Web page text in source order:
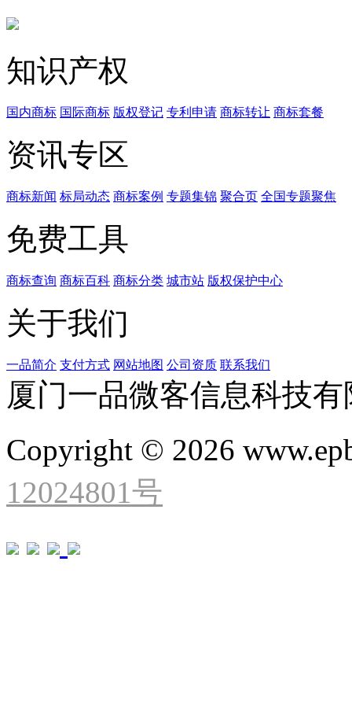
知识产权
国内商标 国际商标 版权登记 专利申请 商标转让 商标套餐
资讯专区
商标新闻 标局动态 商标案例 专题集锦 聚合页 全国专题聚焦
免费工具
商标查询 商标百科 商标分类 城市站 版权保护中心
关于我们
一品简介 支付方式 网站地图 公司资质 联系我们
厦门一品微客信息科技
Copyright © 2026
12024801号